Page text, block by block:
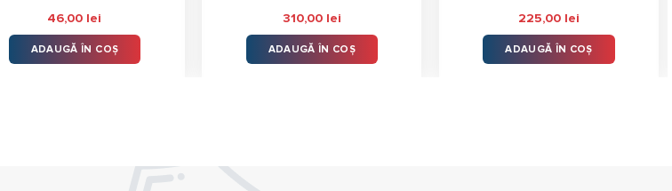
Evaluat la
din 5
46,00 lei
ADAUGĂ ÎN COȘ
stele din
310,00 lei
ADAUGĂ ÎN COȘ
Evaluat la
stele
din 5
225,00 lei
ADAUGĂ ÎN COȘ